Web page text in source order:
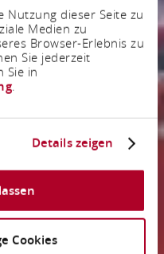
Nutzung dieser Seite zu
Medien zu
Browser-Erlebnis zu
Sie jederzeit
Sie in
.
Details zeigen
Cookies